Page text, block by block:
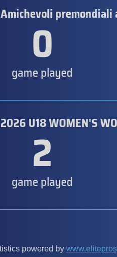
Amichevoli premondiali
0
game played
2026 U18 WOMEN'S
2
game played